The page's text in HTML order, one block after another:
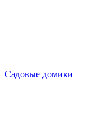
Садовые домики